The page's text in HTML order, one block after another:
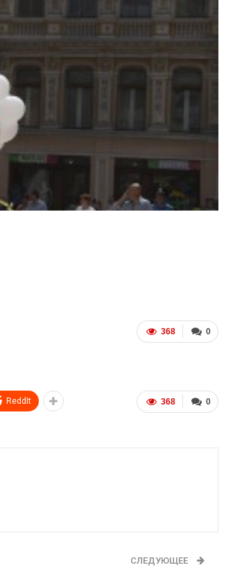
0
368
0
368
ReddIt
СЛЕДУЮЩЕЕ
В Берлине отпраздновали
легализацию гей-браков
Июл 2, 2017 0